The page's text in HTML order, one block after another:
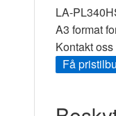
LA-
A3 format
Kontakt
Få